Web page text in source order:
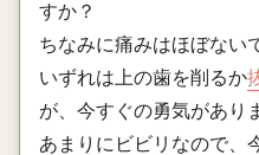
すか？
ちなみに痛みはほぼない
いずれは上の歯を削るか
が、今すぐの勇気があり
あまりにビビリなので、